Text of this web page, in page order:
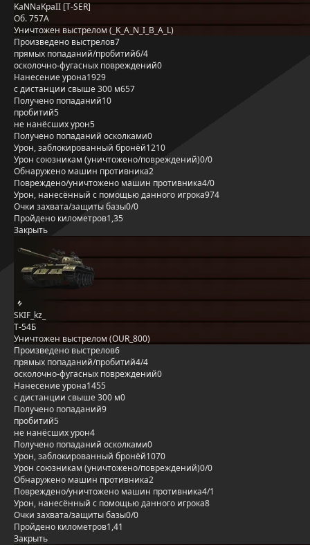
KaNNaKpaII [T-SER]
Об. 757А
Уничтожен выстрелом (_K_A_N_I_B_A_L)
Произведено выстрелов7
прямых попаданий/пробитий6/4
осколочно-фугасных повреждений0
Нанесение урона1929
с дистанции свыше 300 м657
Получено попаданий10
пробитий5
не нанёсших урон5
Получено попаданий осколками0
Урон, заблокированный бронёй1210
Урон союзникам (уничтожено/повреждений)0/0
Обнаружено машин противника2
Повреждено/уничтожено машин противника4/0
Урон, нанесённый с помощью данного игрока974
Очки захвата/защиты базы0/0
Пройдено километров1,35
Закрыть
SKIF_kz_
Т-54Б
Уничтожен выстрелом (OUR_800)
Произведено выстрелов6
прямых попаданий/пробитий4/4
осколочно-фугасных повреждений0
Нанесение урона1455
с дистанции свыше 300 м0
Получено попаданий9
пробитий5
не нанёсших урон4
Получено попаданий осколками0
Урон, заблокированный бронёй1070
Урон союзникам (уничтожено/повреждений)0/0
Обнаружено машин противника2
Повреждено/уничтожено машин противника4/1
Урон, нанесённый с помощью данного игрока8
Очки захвата/защиты базы0/0
Пройдено километров1,41
Закрыть